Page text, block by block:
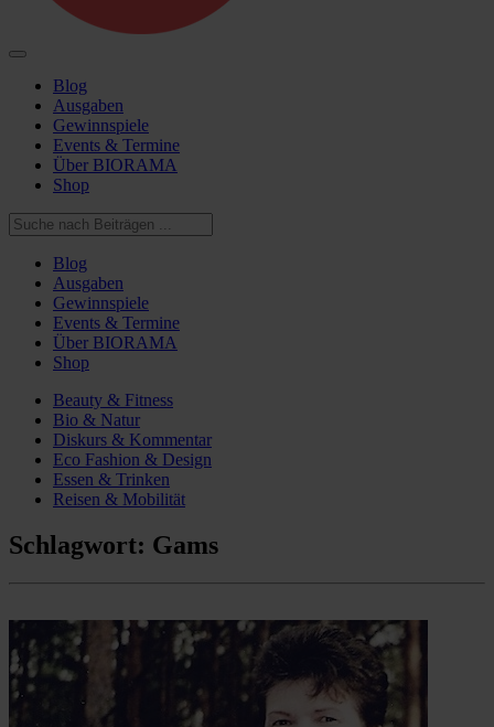
Blog
Ausgaben
Gewinnspiele
Events & Termine
Über BIORAMA
Shop
Blog
Ausgaben
Gewinnspiele
Events & Termine
Über BIORAMA
Shop
Beauty & Fitness
Bio & Natur
Diskurs & Kommentar
Eco Fashion & Design
Essen & Trinken
Reisen & Mobilität
Schlagwort: Gams